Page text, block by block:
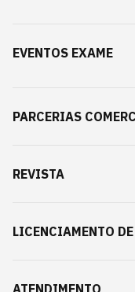
EVENTOS EXAME
PARCERIAS
REVISTA
LICENCIAMENTO
ATENDIMENTO